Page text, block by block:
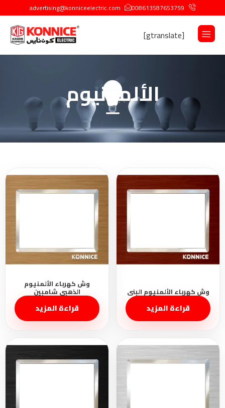
008613587653759
advertising@konniceelectric.com
[gtranslate]
الألمونيوم
قراءة المزيد قراءة المزيد